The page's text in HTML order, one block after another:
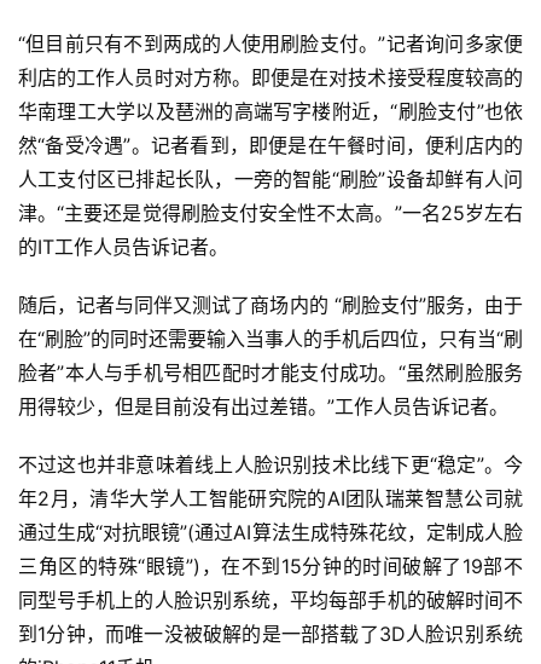
更
多
内
容
“但目前只有不到两成的人使用刷脸支付。”记者询问多家便
利店的工作人员时对方称。即便是在对技术接受程度较高的
华南理工大学以及琶洲的高端写字楼附近，“刷脸支付”也依
然“备受冷遇”。记者看到，即便是在午餐时间，便利店内的
人工支付区已排起长队，一旁的智能“刷脸”设备却鲜有人问
津。“主要还是觉得刷脸支付安全性不太高。”一名25岁左右
的IT工作人员告诉记者。
随后，记者与同伴又测试了商场内的 “刷脸支付”服务，由于
在“刷脸”的同时还需要输入当事人的手机后四位，只有当“刷
脸者”本人与手机号相匹配时才能支付成功。“虽然刷脸服务
用得较少，但是目前没有出过差错。”工作人员告诉记者。
不过这也并非意味着线上人脸识别技术比线下更“稳定”。今
年2月，清华大学人工智能研究院的AI团队瑞莱智慧公司就
通过生成“对抗眼镜”(通过AI算法生成特殊花纹，定制成人脸
三角区的特殊“眼镜”)，在不到15分钟的时间破解了19部不
同型号手机上的人脸识别系统，平均每部手机的破解时间不
到1分钟，而唯一没被破解的是一部搭载了3D人脸识别系统